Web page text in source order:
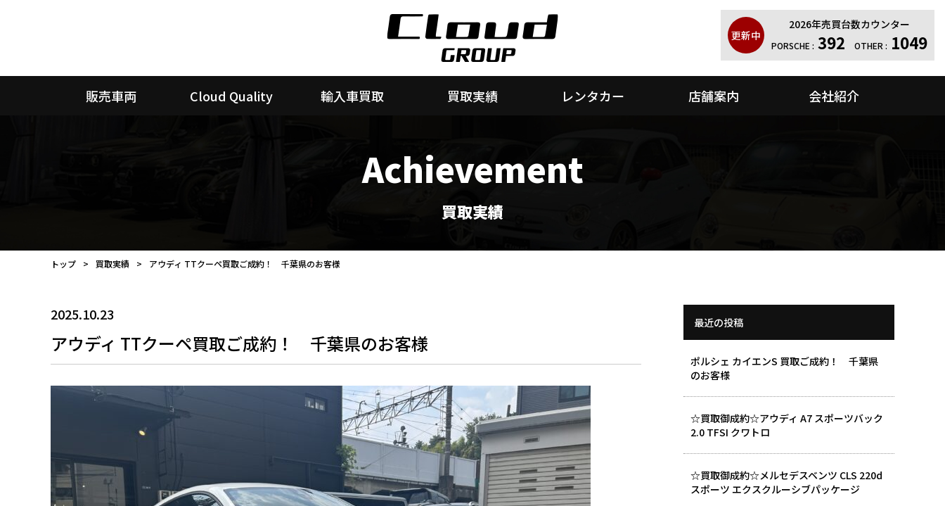
更新中
2026年売買台数カウンター
PORSCHE : 392 OTHER : 1049
販売車両 Cloud Quality 輸入車買取 買取実績 レンタカー 店舗案内 会社紹介
Achievement
買取実績
トップ 買取実績 アウディ TTクーペ買取ご成約！ 千葉県のお客様
2025.10.23
アウディ TTクーペ買取ご成約！ 千葉県のお客様
最近の投稿
ポルシェ カイエンS 買取ご成約！ 千葉県
のお客様
☆買取御成約☆アウディ A7 スポーツバック
2.0 TFSI クワトロ
☆買取御成約☆メルセデスベンツ CLS 220d
スポーツ エクスクルーシブパッケージ